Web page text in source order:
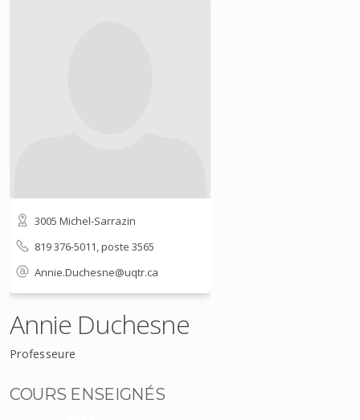
3005 Michel-Sarrazin
819 376-5011, poste 3565
Annie.Duchesne@uqtr.ca
Annie Duchesne
Professeure
COURS ENSEIGNÉS